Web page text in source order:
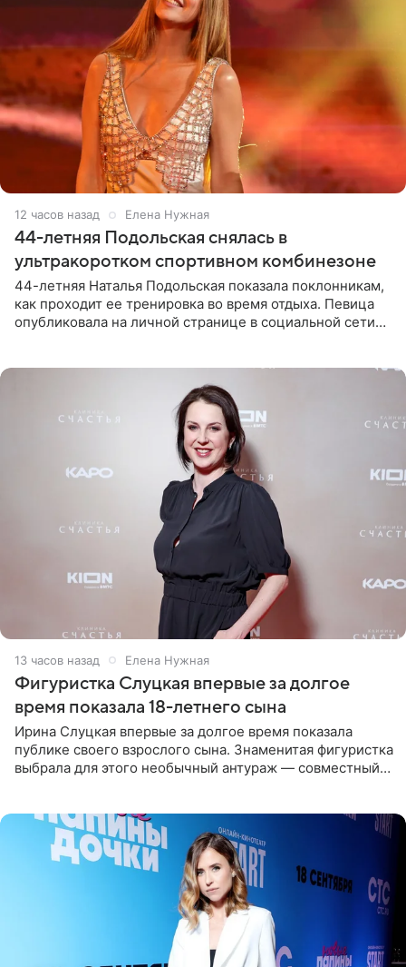
12 часов назад Елена Нужная
44-летняя Подольская снялась в
ультракоротком спортивном комбинезоне
44-летняя Наталья Подольская показала поклонникам,
как проходит ее тренировка во время отдыха. Певица
опубликовала на личной странице в социальной сети
13 часов назад Елена Нужная
Фигуристка Слуцкая впервые за долгое
время показала 18-летнего сына
Ирина Слуцкая впервые за долгое время показала
публике своего взрослого сына. Знаменитая фигуристка
выбрала для этого необычный антураж — совместный